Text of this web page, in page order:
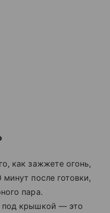
как зажжете огонь,
после готовки,
пара.
под крышкой — это